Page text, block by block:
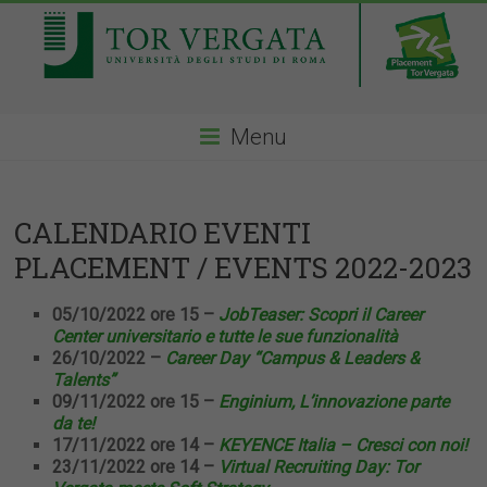
Menu
CALENDARIO EVENTI
PLACEMENT / EVENTS 2022-2023
05/10/2022 ore 15 – JobTeaser: Scopri il Career
Center universitario e tutte le sue funzionalità
26/10/2022 – Career Day “Campus & Leaders &
Talents”
09/11/2022 ore 15 – Enginium, L’innovazione parte
da te!
17/11/2022 ore 14 – KEYENCE Italia – Cresci con noi!
23/11/2022 ore 14 – Virtual Recruiting Day: Tor